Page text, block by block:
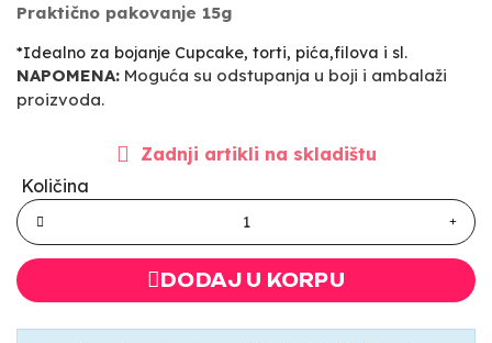
Praktično pakovanje 15g
*Idealno za bojanje Cupcake, torti, pića,filova i sl.
NAPOMENA: Moguća su odstupanja u boji i ambalaži
proizvoda.
Zadnji artikli na skladištu
Količina
DODAJ U KORPU